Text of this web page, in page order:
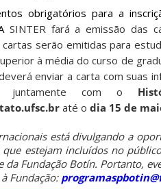
obrigatórios para a
SINTER fará a emissão das
serão emitidas para
à média do curso de
enviar a carta com suas
juntamente com o
até o dia 15 de
está divulgando a
que estejam incluídos no
da Fundação Botín. Portanto,
Fundação: